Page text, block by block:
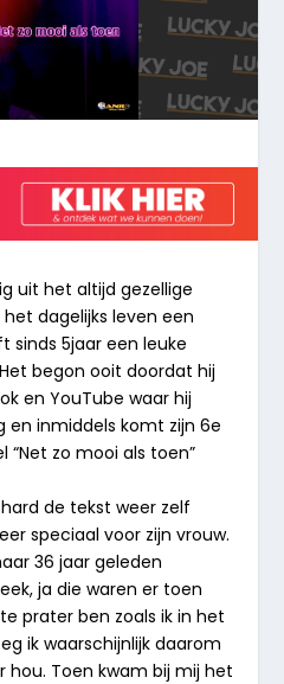
uit het altijd gezellige
dagelijks leven een
sinds 5jaar een leuke
begon ooit doordat hij
en YouTube waar hij
en inmiddels komt zijn 6e
“Net zo mooi als toen”
de tekst weer zelf
speciaal voor zijn vrouw.
36 jaar geleden
ja die waren er toen
prater ben zoals ik in het
ik waarschijnlijk daarom
hou. Toen kwam bij mij het